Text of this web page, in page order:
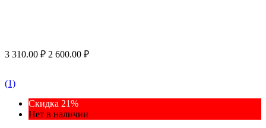
3 310.00 ₽ 2 600.00 ₽
(1)
Скидка 21%
Нет в наличии